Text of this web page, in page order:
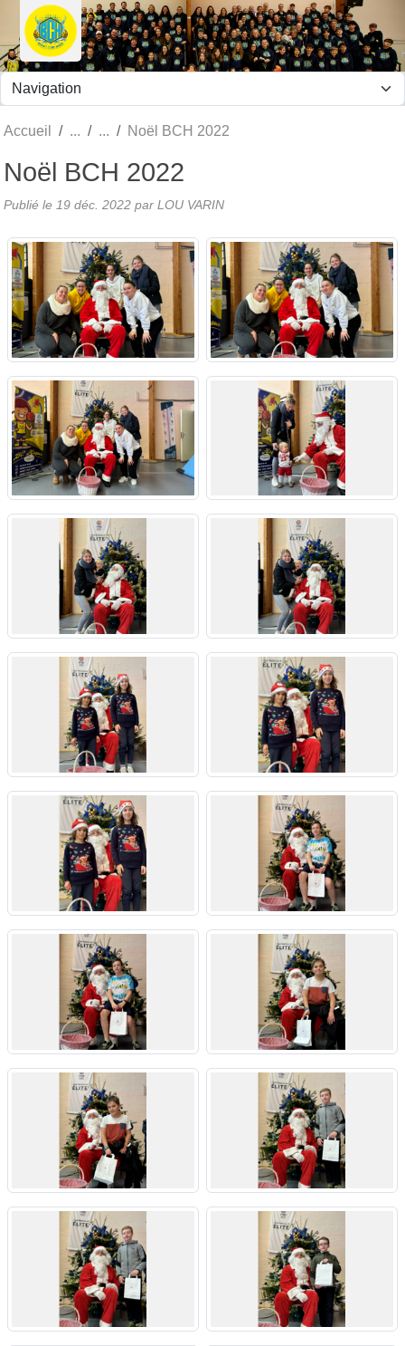
Accueil Noël BCH 2022
Noël BCH 2022
Publié le 19 déc. 2022 par LOU VARIN
Panneau de gestion des cookies